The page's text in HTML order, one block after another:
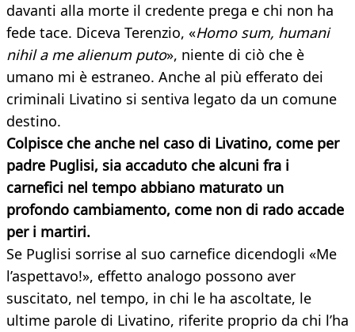
davanti alla morte il credente prega e chi non ha
fede tace. Diceva Terenzio, «Homo sum, humani
nihil a me alienum puto», niente di ciò che è
umano mi è estraneo. Anche al più efferato dei
criminali Livatino si sentiva legato da un comune
destino.
Colpisce che anche nel caso di Livatino, come per
padre Puglisi, sia accaduto che alcuni fra i
carnefici nel tempo abbiano maturato un
profondo cambiamento, come non di rado accade
per i martiri.
Se Puglisi sorrise al suo carnefice dicendogli «Me
l’aspettavo!», effetto analogo possono aver
suscitato, nel tempo, in chi le ha ascoltate, le
ultime parole di Livatino, riferite proprio da chi l’ha